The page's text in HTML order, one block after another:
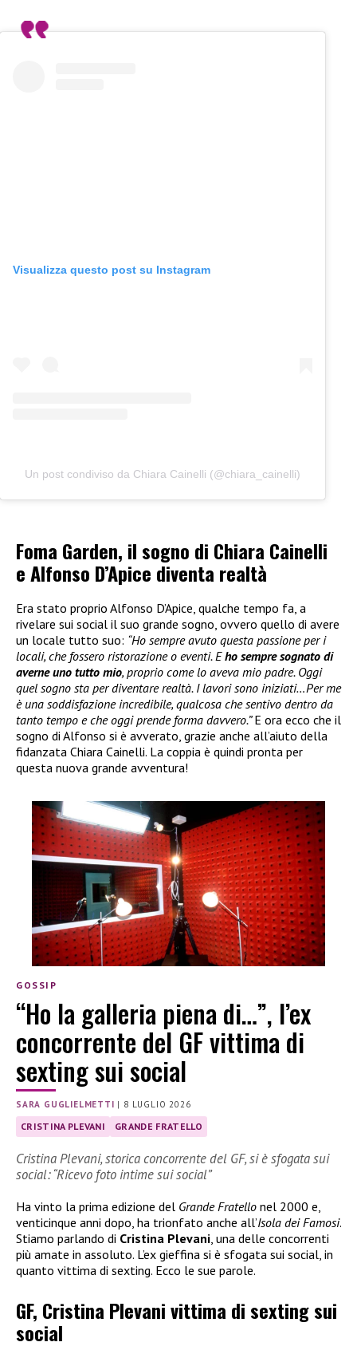
Visualizza questo post su Instagram
Un post condiviso da Chiara Cainelli (@chiara_cainelli)
Foma Garden, il sogno di Chiara Cainelli
e Alfonso D’Apice diventa realtà
Era stato proprio Alfonso D’Apice, qualche tempo fa, a
rivelare sui social il suo grande sogno, ovvero quello di avere
un locale tutto suo: “Ho sempre avuto questa passione per i
locali, che fossero ristorazione o eventi. Eho sempre sognato di
averne uno tutto mio, proprio come lo aveva mio padre. Oggi
quel sogno sta per diventare realtà. I lavori sono iniziati…Per me
è una soddisfazione incredibile, qualcosa che sentivo dentro da
tanto tempo e che oggi prende forma davvero.”E ora ecco che il
sogno di Alfonso si è avverato, grazie anche all’aiuto della
fidanzata Chiara Cainelli. La coppia è quindi pronta per
questa nuova grande avventura!
GOSSIP
“Ho la galleria piena di…”, l’ex
concorrente del GF vittima di
sexting sui social
SARA GUGLIELMETTI | 8 LUGLIO 2026
CRISTINA PLEVANI GRANDE FRATELLO
Cristina Plevani, storica concorrente del GF, si è sfogata sui
social: “Ricevo foto intime sui social”
Ha vinto la prima edizione del Grande Fratello nel 2000 e,
venticinque anni dopo, ha trionfato anche all’Isola dei Famosi.
Stiamo parlando di Cristina Plevani , una delle concorrenti
più amate in assoluto. L’ex gieffina si è sfogata sui social, in
quanto vittima di sexting. Ecco le sue parole.
GF, Cristina Plevani vittima di sexting sui
social